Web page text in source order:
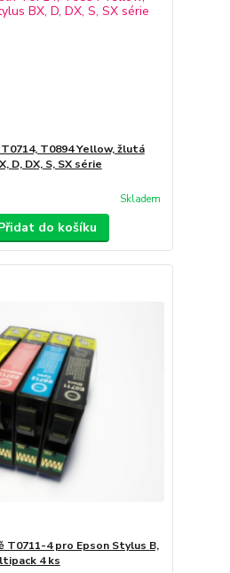
T0894 Yellow, žlutá
D, DX, S, SX série
Skladem
do košíku
T0711-4 pro Epson Stylus B,
4 ks